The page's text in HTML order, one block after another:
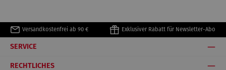
Versandkostenfrei ab 90 € Exklusiver Rabatt für Newsletter-Abo
SERVICE
RECHTLICHES